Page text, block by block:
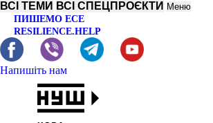
ВСІ ТЕМИ ВСІ СПЕЦПРОЄКТИ Меню
ПИШЕМО ЕСЕ
RESILIENCE.HELP
Напишіть нам